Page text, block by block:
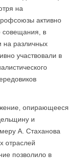
на
активно
совещания, в
различных
участвовали в
опирающееся
и
А. Стаханова
отраслей
позволило в